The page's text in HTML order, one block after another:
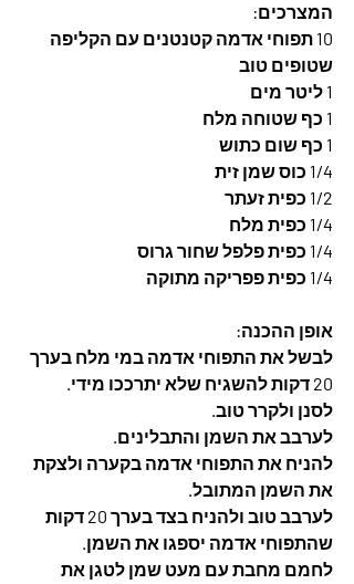
המצרכים:
10 תפוחי אדמה קטנטנים עם הקליפה
שטופים טוב
1 ליטר מים
1 כף שטוחה מלח
1 כף שום כתוש
1/4 כוס שמן זית
1/2 כפית זעתר
1/4 כפית מלח
1/4 כפית פלפל שחור גרוס
1/4 כפית פפריקה מתוקה
אופן ההכנה:
לבשל את התפוחי אדמה במי מלח בערך
20 דקות להשגיח שלא יתרככו מידי.
לסנן ולקרר טוב.
לערבב את השמן והתבלינים.
להניח את התפוחי אדמה בקערה ולצקת
את השמן המתובל.
לערבב טוב ולהניח בצד בערך 20 דקות
שהתפוחי אדמה יספגו את השמן.
לחמם מחבת עם מעט שמן לטגן את